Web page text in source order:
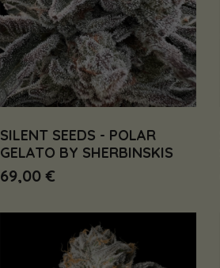
SILENT SEEDS - POLAR
GELATO BY SHERBINSKIS
69,00 €